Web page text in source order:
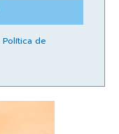
Política de